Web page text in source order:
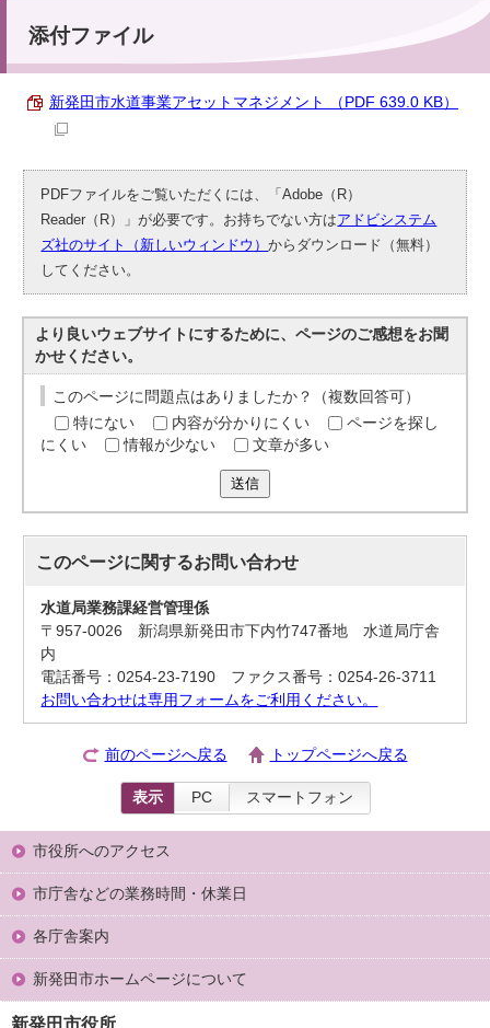
添付ファイル
新発田市水道事業アセットマネジメント （PDF 639.0 KB）
PDFファイルをご覧いただくには、「Adobe（R）
Reader（R）」が必要です。お持ちでない方はアドビシステム
ズ社のサイト（新しいウィンドウ）からダウンロード（無料）
してください。
より良いウェブサイトにするために、ページのご感想をお聞
かせください。
このページに問題点はありましたか？（複数回答可）
特にない
内容が分かりにくい
ページを探し
にくい
情報が少ない 文章が多い
送信
このページに関するお問い合わせ
水道局業務課経営管理係
〒957-0026 新潟県新発田市下内竹747番地 水道局庁舎
内
電話番号：0254-23-7190 ファクス番号：0254-26-3711
お問い合わせは専用フォームをご利用ください。
前のページへ戻る トップページへ戻る
表示 PC スマートフォン
市役所へのアクセス
市庁舎などの業務時間・休業日
各庁舎案内
新発田市ホームページについて
新発田市役所